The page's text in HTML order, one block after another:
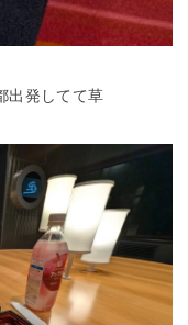
出発してて草